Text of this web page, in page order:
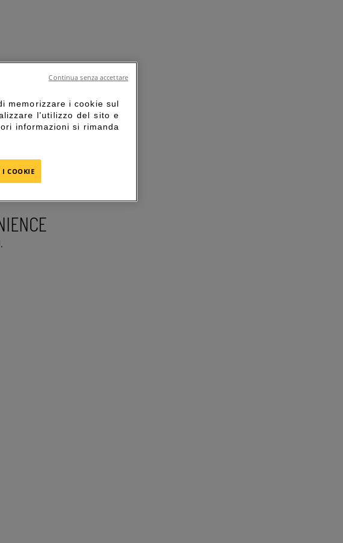
memorizzare i cookie sul
l'utilizzo del sito e
informazioni si rimanda
I COOKIE
Continua senza accettare